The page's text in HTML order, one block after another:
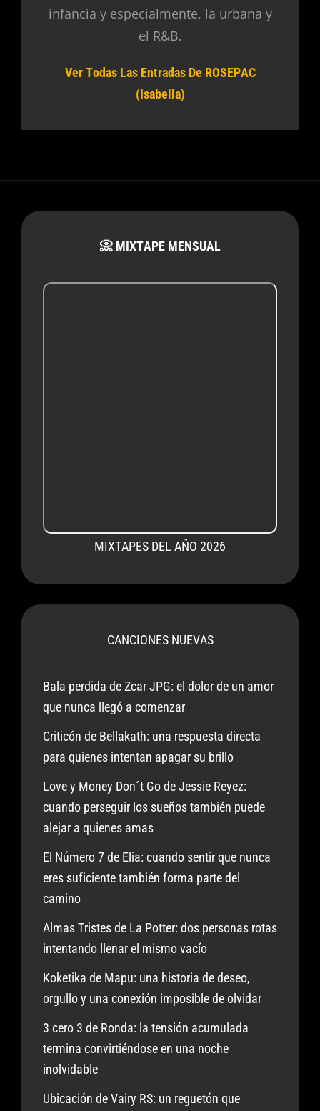
infancia y especialmente, la urbana y
el R&B.
Ver Todas Las Entradas De ROSEPAC
(Isabella)
📀 MIXTAPE MENSUAL
MIXTAPES DEL AÑO 2026
CANCIONES NUEVAS
Bala perdida de Zcar JPG: el dolor de un amor
que nunca llegó a comenzar
Criticón de Bellakath: una respuesta directa
para quienes intentan apagar su brillo
Love y Money Don´t Go de Jessie Reyez:
cuando perseguir los sueños también puede
alejar a quienes amas
El Número 7 de Elia: cuando sentir que nunca
eres suficiente también forma parte del
camino
Almas Tristes de La Potter: dos personas rotas
intentando llenar el mismo vacío
Koketika de Mapu: una historia de deseo,
orgullo y una conexión imposible de olvidar
3 cero 3 de Ronda: la tensión acumulada
termina convirtiéndose en una noche
inolvidable
Ubicación de Vairy RS: un reguetón que